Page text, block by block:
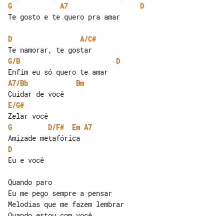
G
A7
D
Te gosto e te quero pra amar
D
A/C#
G/B
D
A7/Bb
Bm
E/G#
G
D/F# Em A7
D
Eu e você
Quando paro
Eu me pego sempre a pensar
Melodias que me fazem lembrar